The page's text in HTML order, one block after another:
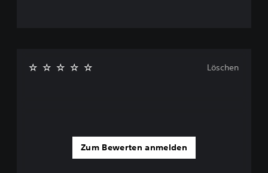
Zum Bewerten anmelden
Löschen